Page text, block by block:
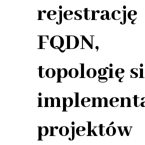
rejestrację
FQDN,
topologię
projektów